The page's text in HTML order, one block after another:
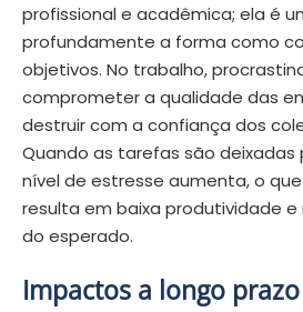
profissional e acadêmica; ela é
profundamente a forma como
objetivos. No trabalho,
comprometer a qualidade das
destruir com a confiança dos
Quando as tarefas são deixadas
nível de estresse aumenta, o
resulta em baixa produtividade
do esperado.
Impactos a longo prazo